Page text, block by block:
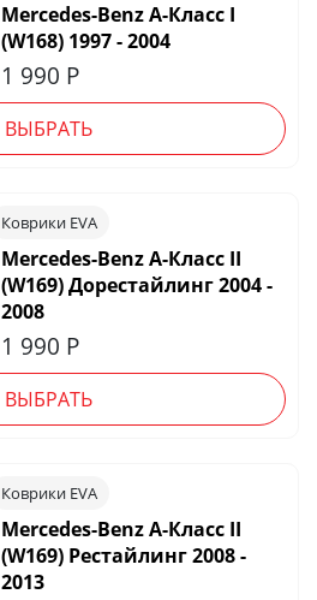
Mercedes-Benz A-Класс I
(W168) 1997 - 2004
1 990 Р
ВЫБРАТЬ
Коврики EVA
Mercedes-Benz A-Класс II
(W169) Дорестайлинг 2004 -
2008
1 990 Р
ВЫБРАТЬ
Коврики EVA
Mercedes-Benz A-Класс II
(W169) Рестайлинг 2008 -
2013